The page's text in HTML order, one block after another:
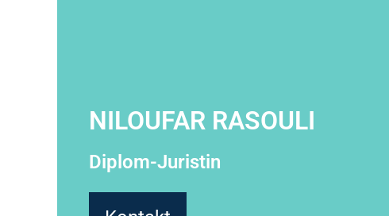
NILOUFAR RASOULI
Diplom-Juristin